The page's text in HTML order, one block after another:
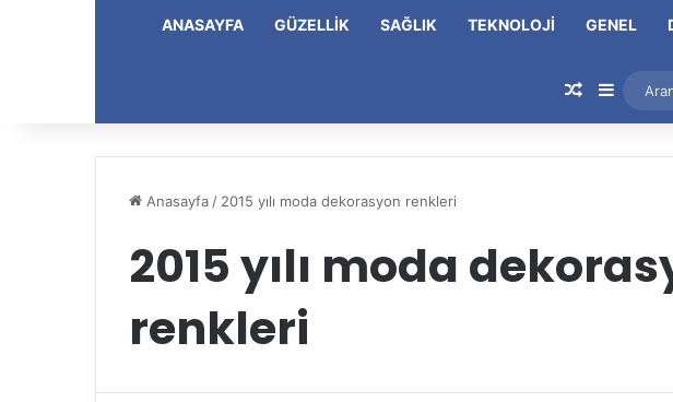
ANASAYFA GÜZELLIK SAĞLIK TEKNOLOJI GENEL
Rastgele
Kenar
Anasayfa / 2015 yılı moda dekorasyon renkleri
2015 yılı moda
renkleri